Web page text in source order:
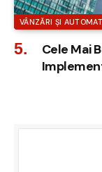
VÂNZĂRI ȘI
Cele Mai